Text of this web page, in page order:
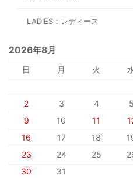
LADIES：レディース
2026年8月
日 月 火
2
3 4 5
9
10 11
16
17 18
23
24 25
30
31